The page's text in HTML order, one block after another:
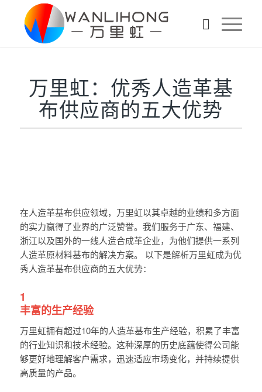
万里虹：优秀人造革基
布供应商的五大优势
在人造革基布供应领域，万里虹以其卓越的业绩和多方面
的实力赢得了业界的广泛赞誉。我们服务于广东、福建、
浙江以及国外的一线人造合成革企业，为他们提供一系列
人造革原材料基布的解决方案。 以下是解析万里虹成为优
秀人造革基布供应商的五大优势：
1
丰富的生产经验
万里虹拥有超过10年的人造革基布生产经验，积累了丰富
的行业知识和技术经验。这种深厚的历史底蕴使得公司能
够更好地理解客户需求，迅速适应市场变化，并持续提供
高质量的产品。